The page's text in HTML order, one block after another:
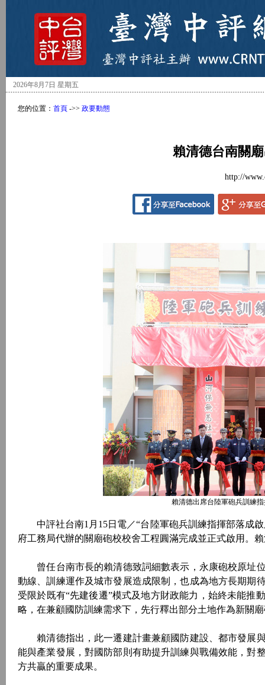
2026年8月7日 星期五
您的位置： 首頁 ->> 政要動態
賴清德台南關
http://
賴清德出席台陸軍砲兵訓練
中評社台南1月15日電／“台陸軍砲兵訓練指揮部落成啟
府工務局代辦的關廟砲校校舍工程圓滿完成並正式啟用。
曾任台南市長的賴清德致詞細數表示，永康砲校原址位
動線、訓練運作及城市發展造成限制，也成為地方長期期
受限於既有“先建後遷”模式及地方財政能力，始終未能推
略，在兼顧國防訓練需求下，先行釋出部分土地作為新關
賴清德指出，此一遷建計畫兼顧國防建設、都市發展
能與產業發展，對國防部則有助提升訓練與戰備效能，對
方共贏的重要成果。